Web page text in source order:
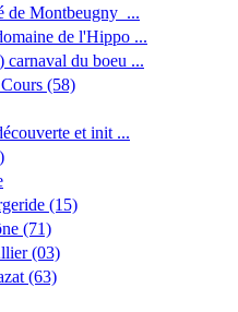
de Montbeugny ...
de l'Hippo ...
du boeu ...
(58)
et init ...
(15)
(71)
(03)
(63)